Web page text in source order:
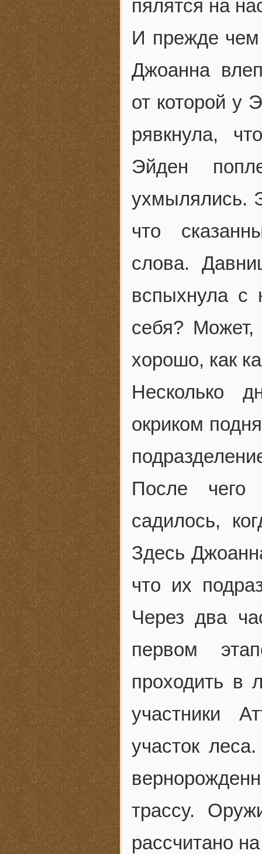
пялятся на
И прежде чем
Джоанна
от которой у
рявкнула,
Эйден
ухмылялись.
что
слова.
вспыхнула с
себя?
хорошо, как
Несколько
окриком
После
садилось,
Здесь
что их
Через два
первом
проходить в
участники
участок
трассу.
рассчитано